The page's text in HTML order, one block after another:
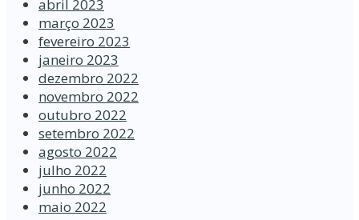
abril 2023
março 2023
fevereiro 2023
janeiro 2023
dezembro 2022
novembro 2022
outubro 2022
setembro 2022
agosto 2022
julho 2022
junho 2022
maio 2022